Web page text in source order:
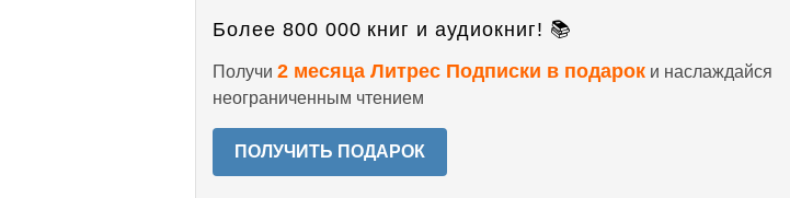
Более 800 000 книг и аудиокниг! 📚
Получи 2 месяца Литрес Подписки в подарок и наслаждайся
неограниченным чтением
ПОЛУЧИТЬ ПОДАРОК